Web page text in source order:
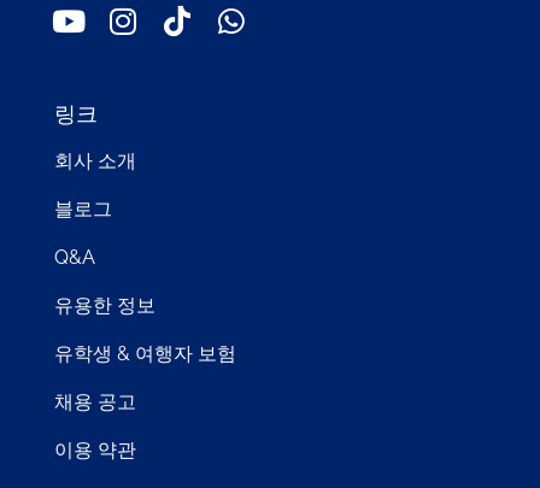
링크
회사 소개
블로그
Q&A
유용한 정보
유학생 & 여행자 보험
채용 공고
이용 약관